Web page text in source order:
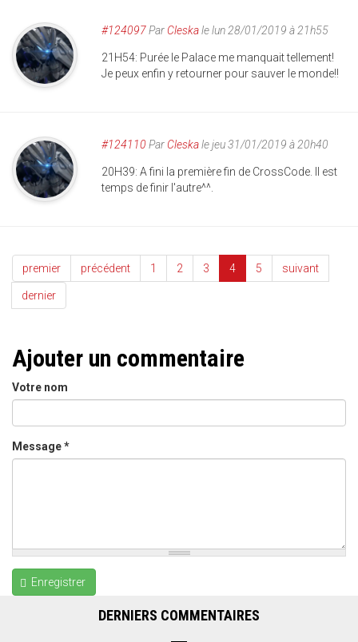
#124097Par Cleskale lun 28/01/2019 à 21h55
21H54: Purée le Palace me manquait tellement!
Je peux enfin y retourner pour sauver le monde!!
#124110 Par Cleskale jeu 31/01/2019 à 20h40
20H39: A fini la première fin de CrossCode. Il est
temps de finir l'autre^^.
premier précédent 1 2 3 4 5 suivant
dernier
Ajouter un commentaire
Votre nom
Message*
Enregistrer
DERNIERS COMMENTAIRES